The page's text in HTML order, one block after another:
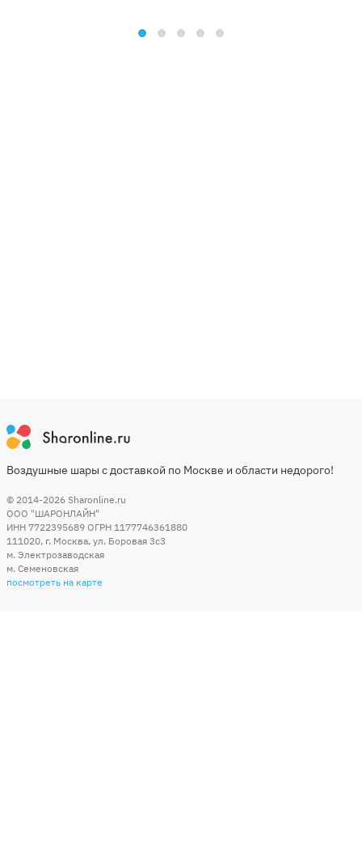
Воздушные шары с доставкой по Москве и области недорого!
© 2014-2026 Sharonline.ru
ООО "ШАРОНЛАЙН"
ИНН 7722395689 ОГРН 1177746361880
111020, г. Москва, ул. Боровая 3c3
м. Электрозаводская
м. Семеновская
посмотреть на карте